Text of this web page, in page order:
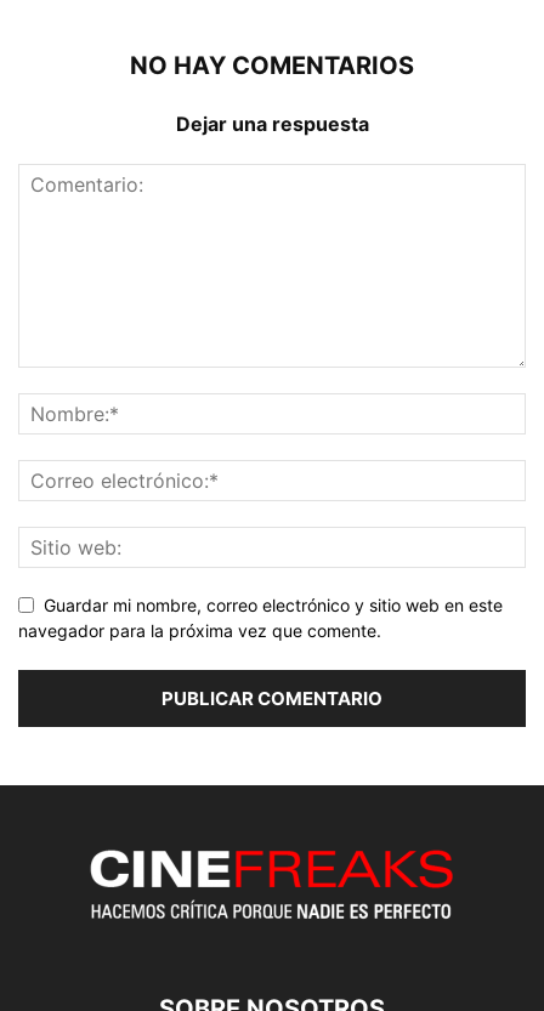
NO HAY COMENTARIOS
Dejar una respuesta
Guardar mi nombre, correo electrónico y sitio web en este
navegador para la próxima vez que comente.